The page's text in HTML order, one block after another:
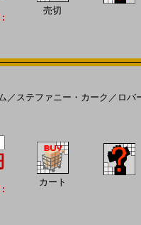
:
売切
／ ステファニー・カーク ／ ロバ
:
カート